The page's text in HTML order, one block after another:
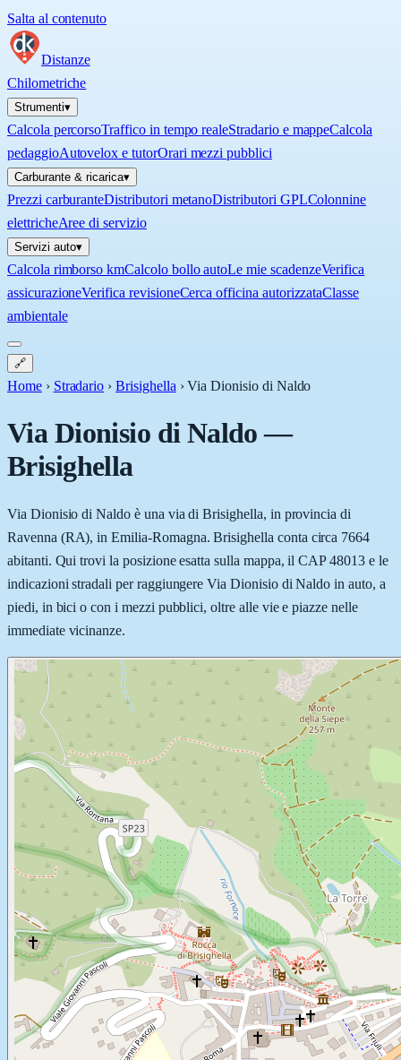
Salta al contenuto
Distanze
Chilometriche
Strumenti▾
Calcola percorsoTraffico in tempo realeStradario e mappeCalcola
pedaggioAutovelox e tutorOrari mezzi pubblici
Carburante & ricarica▾
Prezzi carburanteDistributori metanoDistributori GPLColonnine
elettricheAree di servizio
Servizi auto▾
Calcola rimborso kmCalcolo bollo autoLe mie scadenzeVerifica
assicurazioneVerifica revisioneCerca officina autorizzataClasse
ambientale
🔗
Home › Stradario › Brisighella ›Via Dionisio di Naldo
Via Dionisio di Naldo—
Brisighella
Via Dionisio di Naldo è una via di Brisighella, in provincia di
Ravenna (RA), in Emilia-Romagna. Brisighella conta circa 7664
abitanti. Qui trovi la posizione esatta sulla mappa, il CAP 48013 e le
indicazioni stradali per raggiungere Via Dionisio di Naldo in auto, a
piedi, in bici o con i mezzi pubblici, oltre alle vie e piazze nelle
immediate vicinanze.